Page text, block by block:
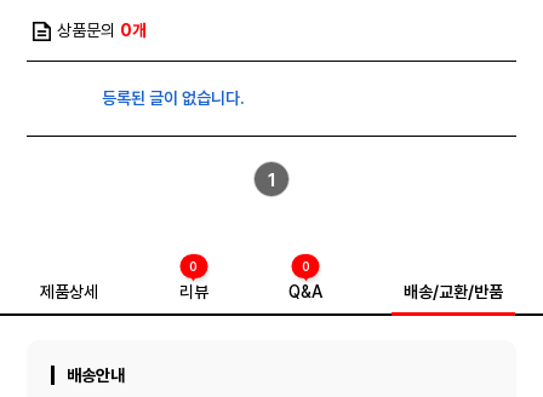
상품문의 0개
등록된 글이 없습니다.
1
제품상세 리뷰
0
Q&A
0
배송/교환/반품
배송안내